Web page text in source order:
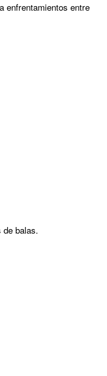
enfrentamientos entre
balas.